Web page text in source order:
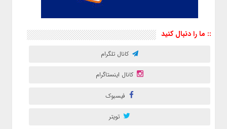
:: ما را دنبال کنید
کانال تلگرام
کانال اینستاگرام
فیسبوک
تویتر